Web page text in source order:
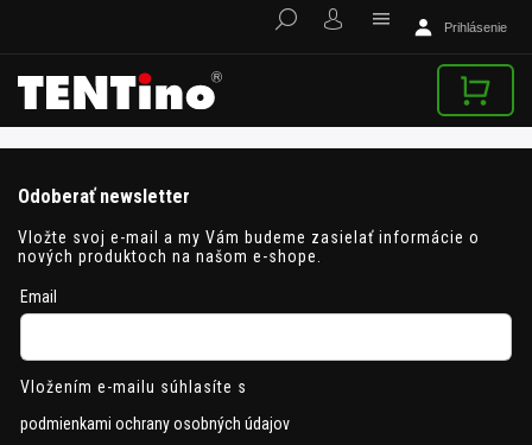
Prihlásenie
Odoberať newsletter
Vložte svoj e-mail a my Vám budeme zasielať informácie o
nových produktoch na našom e-shope.
Email
Vložením e-mailu súhlasíte s
podmienkami ochrany osobných údajov